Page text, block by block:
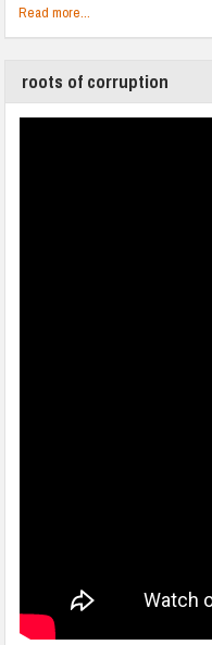
Read more...
roots of corruption